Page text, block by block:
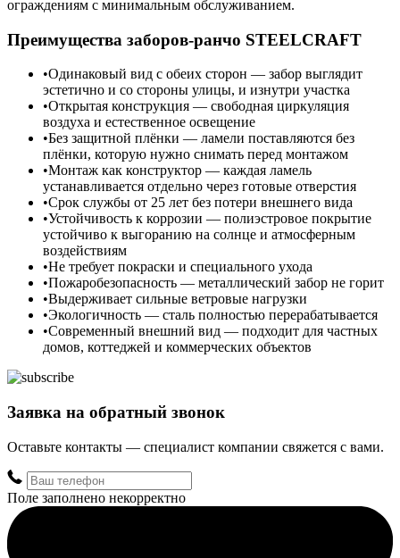
ограждениям с минимальным обслуживанием.
Преимущества заборов-ранчо STEELCRAFT
Одинаковый вид с обеих сторон — забор выглядит
эстетично и со стороны улицы, и изнутри участка
Открытая конструкция — свободная циркуляция
воздуха и естественное освещение
Без защитной плёнки — ламели поставляются без
плёнки, которую нужно снимать перед монтажом
Монтаж как конструктор — каждая ламель
устанавливается отдельно через готовые отверстия
Срок службы от 25 лет без потери внешнего вида
Устойчивость к коррозии — полиэстровое покрытие
устойчиво к выгоранию на солнце и атмосферным
воздействиям
Не требует покраски и специального ухода
Пожаробезопасность — металлический забор не горит
Выдерживает сильные ветровые нагрузки
Экологичность — сталь полностью перерабатывается
Современный внешний вид — подходит для частных
домов, коттеджей и коммерческих объектов
Заявка на обратный звонок
Оставьте контакты — специалист компании свяжется с вами.
Поле заполнено некорректно